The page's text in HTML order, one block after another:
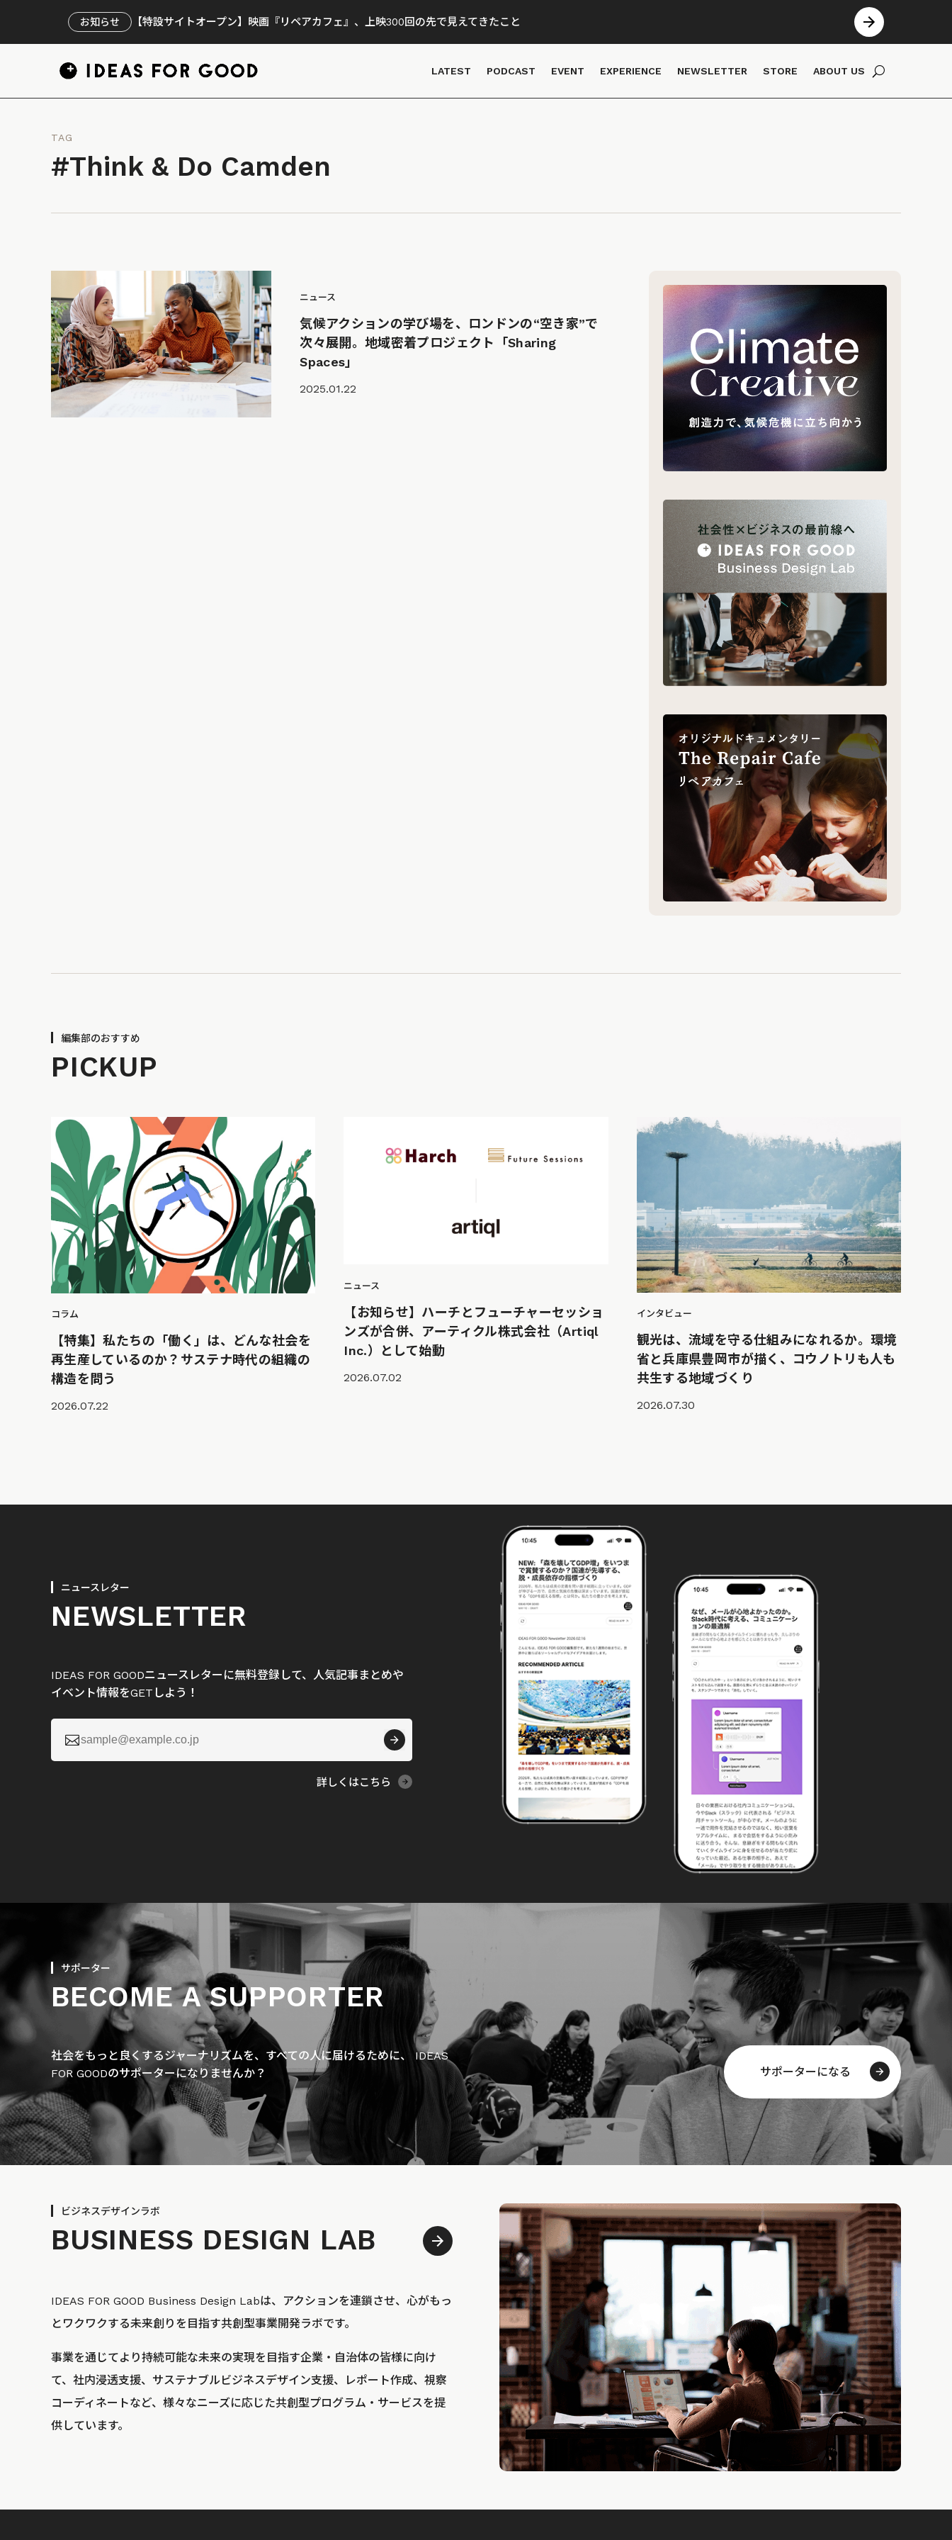
お知らせ 【特設サイトオープン】映画『リペアカフェ』、上映300回の先で見えてきたこと
LATEST PODCAST EVENT EXPERIENCE NEWSLETTER STORE ABOUT US
TAG
#Think & Do Camden
ニュース
気候アクションの学び場を、ロンドンの“空き家”で
次々展開。地域密着プロジェクト「Sharing
Spaces」
2025.01.22
編集部のおすすめ
PICKUP
コラム
【特集】私たちの「働く」は、どんな社会を
再生産しているのか？サステナ時代の組織の
構造を問う
2026.07.22
ニュース
【お知らせ】ハーチとフューチャーセッショ
ンズが合併、アーティクル株式会社（Artiql
Inc.）として始動
2026.07.02
インタビュー
観光は、流域を守る仕組みになれるか。環境
省と兵庫県豊岡市が描く、コウノトリも人も
共生する地域づくり
2026.07.30
ニュースレター
NEWSLETTER
IDEAS FOR GOODニュースレターに無料登録して、人気記事まとめや
イベント情報をGETしよう！

詳しくはこちら
サポーター
BECOME A SUPPORTER
社会をもっと良くするジャーナリズムを、すべての人に届けるために、 IDEAS
FOR GOODのサポーターになりませんか？
サポーターになる
ビジネスデザインラボ
BUSINESS DESIGN LAB
IDEAS FOR GOOD Business Design Labは、アクションを連鎖させ、心がもっ
とワクワクする未来創りを目指す共創型事業開発ラボです。
事業を通じてより持続可能な未来の実現を目指す企業・自治体の皆様に向け
て、社内浸透支援、サステナブルビジネスデザイン支援、レポート作成、視察
コーディネートなど、様々なニーズに応じた共創型プログラム・サービスを提
供しています。